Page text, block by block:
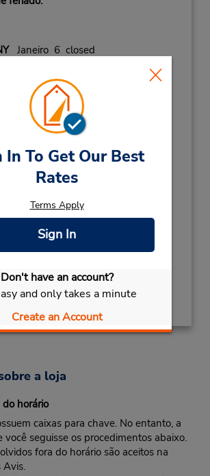
In To Get Our Best
Rates
Terms Apply
Sign In
Don't have an account?
and only takes a minute
Create an Account
Janeiro 6 closed
closed
Dezembro 31 09:00AM
Dezembro 25
Dezembro 24 09:00AM
DAYDezembro 8 closed
Agosto 15 closed
das chaves
retirada gratuito disponível
instruções de caminho
a loja
horário
caixas para chave. No entanto, a
você seguisse os procedimentos abaixo.
fora do horário são aceitos na
Avis.